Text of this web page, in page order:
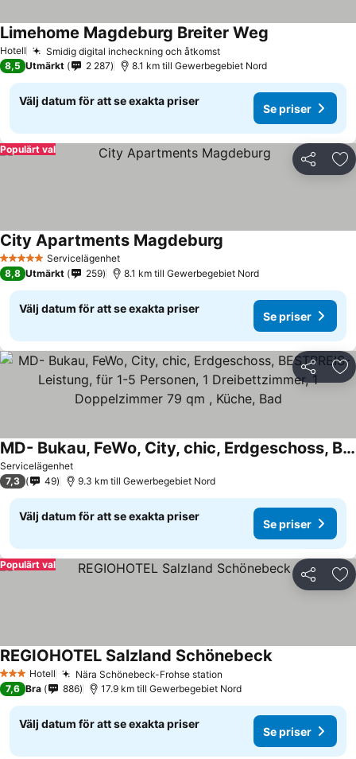
Hotell Smidig digital incheckning och åtkomst
Limehome Magdeburg Breiter Weg
8,5 Utmärkt 2 287 8.1 km till Gewerbegebiet Nord
Välj datum för att se exakta priser
Se priser
Dela
Populärt val
5 Stjärnor Servicelägenhet
City Apartments Magdeburg
8,8 Utmärkt 259 8.1 km till Gewerbegebiet Nord
Välj datum för att se exakta priser
Se priser
Dela
Servicelägenhet
MD- Bukau, FeWo, City, chic, Erdgeschoss, BESTPREIS- Leistung, für 1-5 Personen, 1 Dreibettzimmer, 1 Doppelzimmer 79 qm , Küche, Bad
7,3 49 9.3 km till Gewerbegebiet Nord
Välj datum för att se exakta priser
Se priser
Dela
Populärt val
3 StjärnorHotell Nära Schönebeck-Frohse station
REGIOHOTEL Salzland Schönebeck
7,6 Bra 886 17.9 km till Gewerbegebiet Nord
Välj datum för att se exakta priser
Se priser